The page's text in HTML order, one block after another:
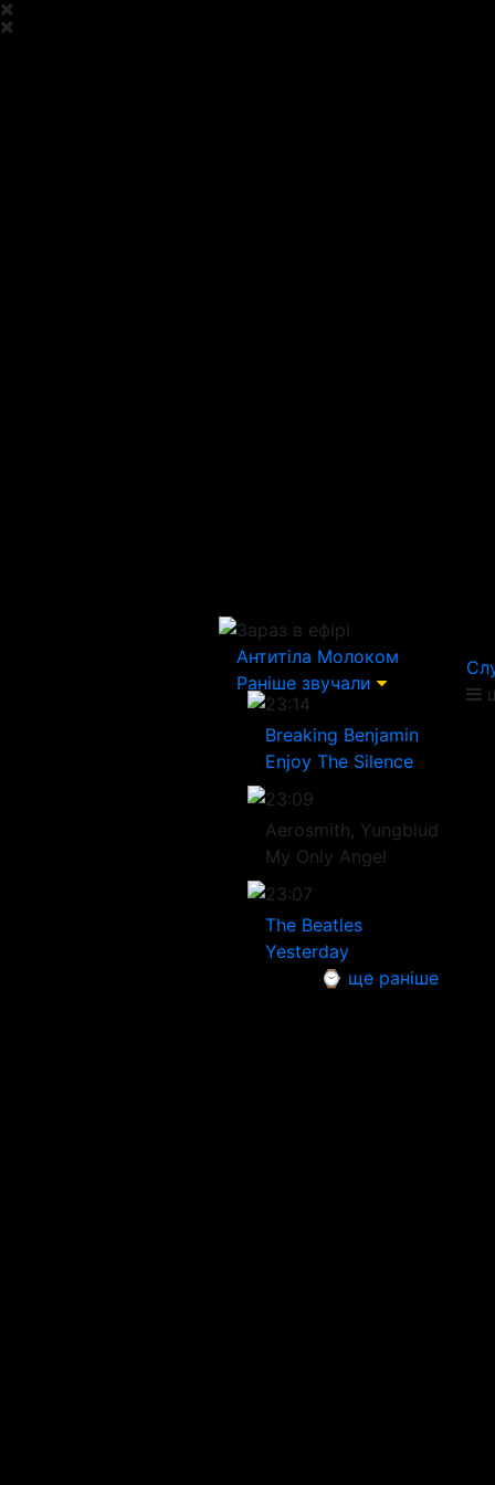
Зараз в ефірі
Антитіла Молоком
Раніше звучали
23:14
Breaking Benjamin
Enjoy The Silence
23:09
Aerosmith, Yungblud
My Only Angel
23:07
The Beatles
Yesterday
⌚ ще раніше